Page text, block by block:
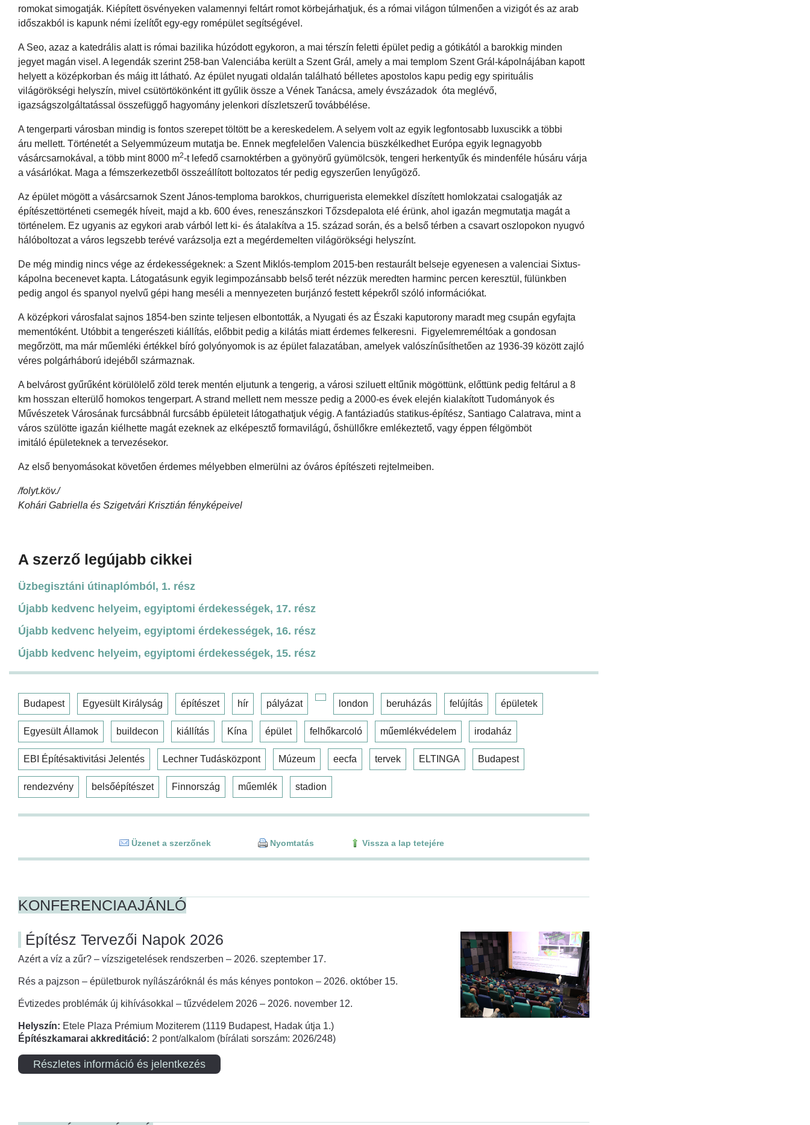
romokat simogatják. Kiépített ösvényeken valamennyi feltárt romot körbejárhatjuk, és a római világon túlmenően a vizigót és az arab
időszakból is kapunk némi ízelítőt egy-egy romépület segítségével.
A Seo, azaz a katedrális alatt is római bazilika húzódott egykoron, a mai térszín feletti épület pedig a gótikától a barokkig minden
jegyet magán visel. A legendák szerint 258-ban Valenciába került a Szent Grál, amely a mai templom Szent Grál-kápolnájában kapott
helyett a középkorban és máig itt látható. Az épület nyugati oldalán található bélletes apostolos kapu pedig egy spirituális
világörökségi helyszín, mivel csütörtökönként itt gyűlik össze a Vének Tanácsa, amely évszázadok óta meglévő,
igazságszolgáltatással összefüggő hagyomány jelenkori díszletszerű továbbélése.
A tengerparti városban mindig is fontos szerepet töltött be a kereskedelem. A selyem volt az egyik legfontosabb luxuscikk a többi
áru mellett. Történetét a Selyemmúzeum mutatja be. Ennek megfelelően Valencia büszkélkedhet Európa egyik legnagyobb
vásárcsarnokával, a több mint 8000 m2-t lefedő csarnoktérben a gyönyörű gyümölcsök, tengeri herkentyűk és mindenféle húsáru várja
a vásárlókat. Maga a fémszerkezetből összeállított boltozatos tér pedig egyszerűen lenyűgöző.
Az épület mögött a vásárcsarnok Szent János-temploma barokkos, churriguerista elemekkel díszített homlokzatai csalogatják az
építészettörténeti csemegék híveit, majd a kb. 600 éves, reneszánszkori Tőzsdepalota elé érünk, ahol igazán megmutatja magát a
történelem. Ez ugyanis az egykori arab várból lett ki- és átalakítva a 15. század során, és a belső térben a csavart oszlopokon nyugvó
hálóboltozat a város legszebb terévé varázsolja ezt a megérdemelten világörökségi helyszínt.
De még mindig nincs vége az érdekességeknek: a Szent Miklós-templom 2015-ben restaurált belseje egyenesen a valenciai Sixtus-
kápolna becenevet kapta. Látogatásunk egyik legimpozánsabb belső terét nézzük meredten harminc percen keresztül, fülünkben
pedig angol és spanyol nyelvű gépi hang meséli a mennyezeten burjánzó festett képekről szóló információkat.
A középkori városfalat sajnos 1854-ben szinte teljesen elbontották, a Nyugati és az Északi kaputorony maradt meg csupán egyfajta
mementóként. Utóbbit a tengerészeti kiállítás, előbbit pedig a kilátás miatt érdemes felkeresni. Figyelemreméltóak a gondosan
megőrzött, ma már műemléki értékkel bíró golyónyomok is az épület falazatában, amelyek valószínűsíthetően az 1936-39 között zajló
véres polgárháború idejéből származnak.
A belvárost gyűrűként körülölelő zöld terek mentén eljutunk a tengerig, a városi sziluett eltűnik mögöttünk, előttünk pedig feltárul a 8
km hosszan elterülő homokos tengerpart. A strand mellett nem messze pedig a 2000-es évek elején kialakított Tudományok és
Művészetek Városának furcsábbnál furcsább épületeit látogathatjuk végig. A fantáziadús statikus-építész, Santiago Calatrava, mint a
város szülötte igazán kiélhette magát ezeknek az elképesztő formavilágú, őshüllőkre emlékeztető, vagy éppen félgömböt
imitáló épületeknek a tervezésekor.
Az első benyomásokat követően érdemes mélyebben elmerülni az óváros építészeti rejtelmeiben.
/folyt.köv./
Kohári Gabriella és Szigetvári Krisztián fényképeivel
A szerző legújabb cikkei
Üzbegisztáni útinaplómból, 1. rész
Újabb kedvenc helyeim, egyiptomi érdekességek, 17. rész
Újabb kedvenc helyeim, egyiptomi érdekességek, 16. rész
Újabb kedvenc helyeim, egyiptomi érdekességek, 15. rész
Budapest Egyesült Királyság építészet hír pályázat london beruházás felújítás épületek
Egyesült Államok buildecon kiállítás Kína épület felhőkarcoló műemlékvédelem irodaház
EBI Építésaktivitási Jelentés Lechner Tudásközpont Múzeum eecfa tervek ELTINGA Budapest
rendezvény belsőépítészet Finnország műemlék stadion
Üzenet a szerzőnek Nyomtatás Vissza a lap tetejére
KONFERENCIAAJÁNLÓ
Építész Tervezői Napok 2026
Azért a víz a zűr? – vízszigetelések rendszerben – 2026. szeptember 17.
Rés a pajzson – épületburok nyílászáróknál és más kényes pontokon – 2026. október 15.
Évtizedes problémák új kihívásokkal – tűzvédelem 2026 – 2026. november 12.
Helyszín: Etele Plaza Prémium Moziterem (1119 Budapest, Hadak útja 1.)
Építészkamarai akkreditáció: 2 pont/alkalom (bírálati sorszám: 2026/248)
Részletes információ és jelentkezés